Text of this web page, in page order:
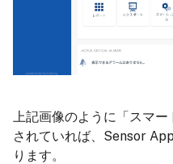
上記画像のように「スマ
されていれば、Sensor
ります。